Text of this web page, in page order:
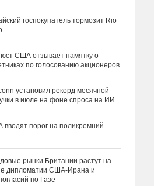
госпокупатель тормозит Rio
США отзывает памятку о
по голосованию акционеров
установил рекорд месячной
в июле на фоне спроса на ИИ
порог на поликремний
рынки Британии растут на
дипломатии США‑Ирана и
по Газе